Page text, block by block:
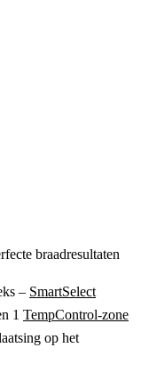
braadresultaten
– SmartSelect
1 TempControl-zone
op het